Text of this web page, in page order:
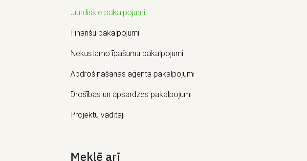
Juridiskie pakalpojumi
Finanšu pakalpojumi
Nekustamo īpašumu pakalpojumi
Apdrošināšanas aģenta pakalpojumi
Drošības un apsardzes pakalpojumi
Projektu vadītāji
Meklē arī